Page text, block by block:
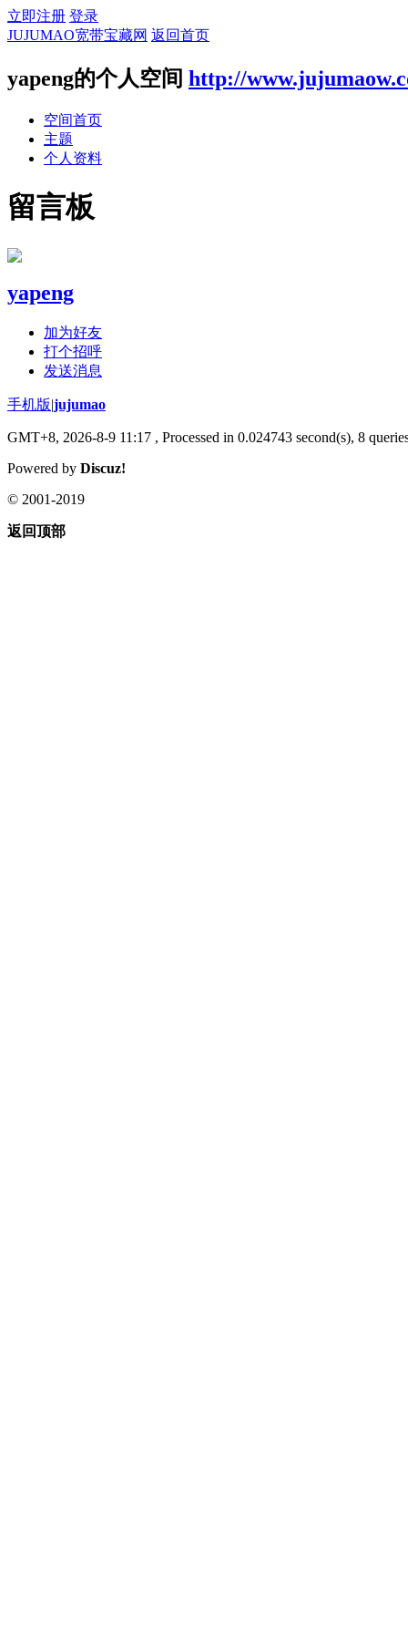
立即注册 登录
JUJUMAO宽带宝藏网 返回首页
yapeng的个人空间 http://
空间首页
主题
个人资料
留言板
yapeng
加为好友
打个招呼
发送消息
手机版|jujumao
GMT+8, 2026-8-9 11:17 , Processed in 0.024743 second(s), 8
Powered by Discuz!
© 2001-2019
返回顶部